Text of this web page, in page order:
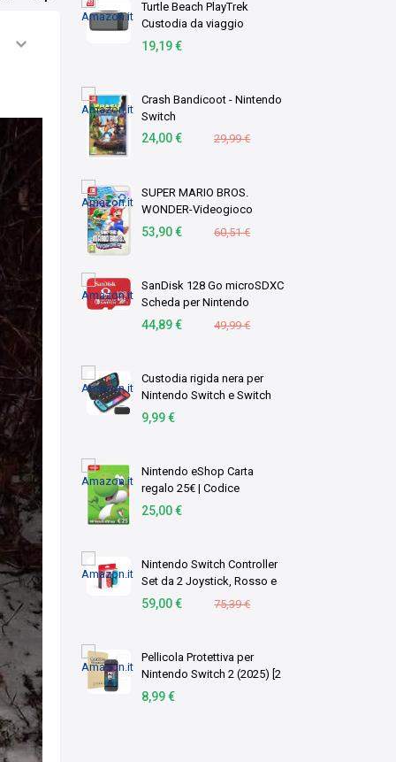
Turtle Beach PlayTrek
Custodia da viaggio
Charcoal Black per
19,19 €
Crash Bandicoot - Nintendo
Switch
24,00 € 29,99 €
SUPER MARIO BROS.
WONDER-Videogioco
Nintendo - Ed. Italiana -
53,90 € 60,51 €
SanDisk 128 Go microSDXC
Scheda per Nintendo
Switch, Scheda di memoria
44,89 € 49,99 €
Custodia rigida nera per
Nintendo Switch e Switch
OLED con 10 slot per
9,99 €
Nintendo eShop Carta
regalo 25€ | Codice
download (EU) | Switch
25,00 €
Nintendo Switch Controller
Set da 2 Joystick, Rosso e
Blu- SOLO SWITCH
59,00 € 75,39 €
Pellicola Protettiva per
Nintendo Switch 2 (2025) [2
Pezzi] Vetro Temperato
8,99 €